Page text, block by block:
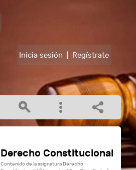
Inicia sesión Regístrate
Derecho Constitucional
Contenido de la asignatura Derecho